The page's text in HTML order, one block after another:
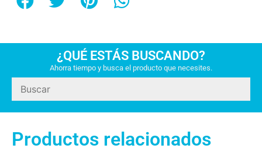
¿QUÉ ESTÁS BUSCANDO?
Ahorra tiempo y busca el producto que necesites.
Productos relacionados